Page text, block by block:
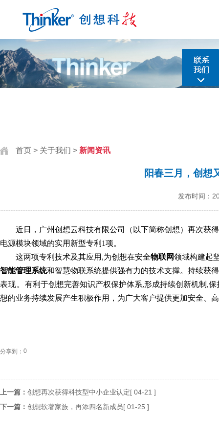
首页 > 关于我们 > 新闻资讯
阳春三月，创想
发布时间：
近日，广州创想云科技有限公司（以下简称创想）再次获
电源模块领域的实用新型专利1项。
这两项专利技术及其应用,为创想在安全物联网领域构建起
智能管理系统和智慧物联系统提供强有力的技术支撑。持续获
表现。 有利于创想完善知识产权保护体系,形成持续创新机制,
想的业务持续发展产生积极作用， 为广大客户提供更加安全、
分享到： 0
上一篇： 创想再次获得科技型中小企业认定[ 04-21 ]
下一篇： 创想软著家族，再添四名新成员[ 01-25 ]